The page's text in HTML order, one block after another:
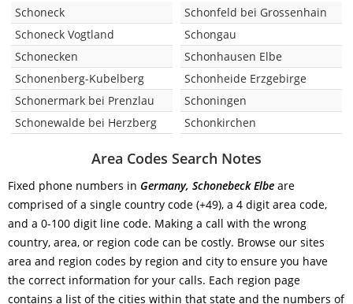
Schoneck
Schoneck Vogtland
Schonecken
Schonenberg-Kubelberg
Schonermark bei Prenzlau
Schonewalde bei Herzberg
Schonfeld bei Grossenhain
Schongau
Schonhausen Elbe
Schonheide Erzgebirge
Schoningen
Schonkirchen
Area Codes Search Notes
Fixed phone numbers in Germany, Schonebeck Elbe are
comprised of a single country code (+49), a 4 digit area code,
and a 0-100 digit line code. Making a call with the wrong
country, area, or region code can be costly. Browse our sites
area and region codes by region and city to ensure you have
the correct information for your calls. Each region page
contains a list of the cities within that state and the numbers of